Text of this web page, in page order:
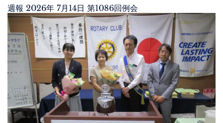
週報 2026年 7月14日 第1086回例会